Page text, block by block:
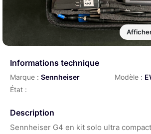
Informations technique
Marque : Sennheiser Modèle :
État :
Description
Sennheiser G4 en kit solo ultra